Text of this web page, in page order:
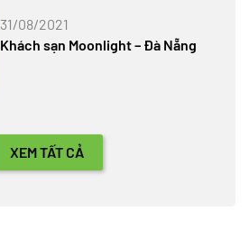
31/08/2021
Khách sạn Moonlight – Đà Nẵng
XEM TẤT CẢ